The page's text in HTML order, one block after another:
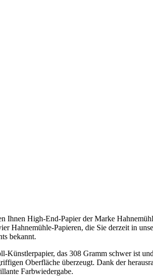
Ihnen High-End-Papier der Marke
Hahnemühle-Papieren, die Sie derzeit in
bekannt.
das 308 Gramm schwer ist
Oberfläche überzeugt. Dank der
Farbwiedergabe.